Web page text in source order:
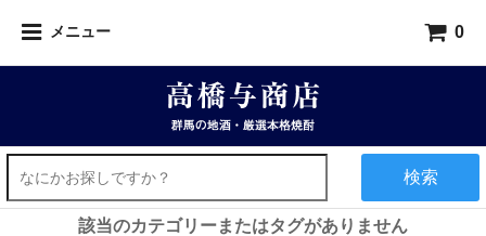
メニュー 0
検索
該当のカテゴリーまたはタグがありません